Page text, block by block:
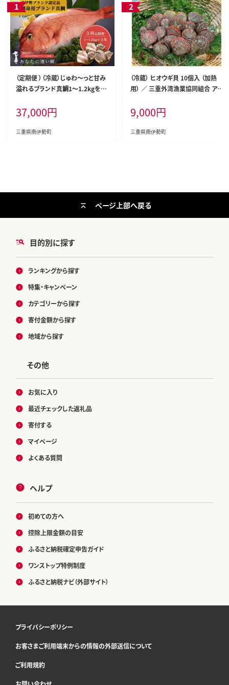
（定期便 ）（冷蔵）じゅわ～っと甘み
溢れるブランド真鯛1～1.2kgを３
レス 4ヶ月に１回 ／ はさま あなた
に逢い鯛。 鯛 真鯛 刺身 湯引き 南
伊勢町 伊勢志摩
37,000円
三重県南伊勢町
（冷蔵） ヒオウギ貝 10個入 （加熱
用） ／ 三重外湾漁業協同組合 アッ
BQ バーベキュー 魚貝 海鮮 産地直
送 三重県 南伊勢町
9,000円
三重県南伊勢町
目的別に探す
ランキングから探す
特集・キャンペーン
カテゴリーから探す
寄付金額から探す
地域から探す
その他
お気に入り
最近チェックした返礼品
寄付する
マイページ
よくある質問
ヘルプ
初めての方へ
控除上限金額の目安
ふるさと納税確定申告ガイド
ワンストップ特例制度
ふるさと納税ナビ（外部サイト）
ページ上部へ戻る
プライバシーポリシー
お客さまご利用端末からの情報の外部送信について
ご利用規約